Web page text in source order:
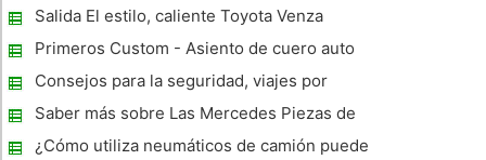
concesionario
Salida El estilo, caliente Toyota Venza
Primeros Custom - Asiento de cuero auto
Covers
Consejos para la seguridad, viajes por
carretera de clima cálido
Saber más sobre Las Mercedes Piezas de
Coches
¿Cómo utiliza neumáticos de camión puede